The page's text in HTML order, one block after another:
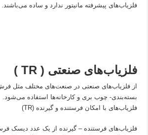
فلزیاب‌های پیشرفته مانیتور ندارد و ساده می‌باشند.
فلزیاب‌های صنعتی ( TR
)
از فلزیاب‌های صنعتی در صنعت‌های مختلف مثل
بسته‌بندی- چوب بری و کارخانه‌ها استفاده می‌شود.
فلزیاب‌های با امکان فرستنده و گیرنده (TR)
فلزیاب‌های فرستنده – گیرنده از یک عدد دیسک